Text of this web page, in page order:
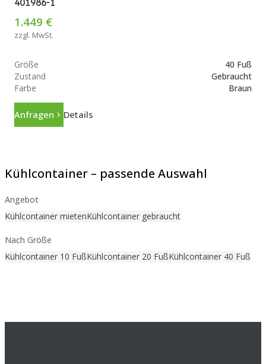
1.449 €
zzgl. MwSt.
Größe
40 Fuß
Zustand
Gebraucht
Farbe
Braun
Anfragen Details
Kühlcontainer – passende Auswahl
Angebot
Kühlcontainer mietenKühlcontainer gebraucht
Nach Größe
Kühlcontainer 10 FußKühlcontainer 20 FußKühlcontainer 40 Fuß